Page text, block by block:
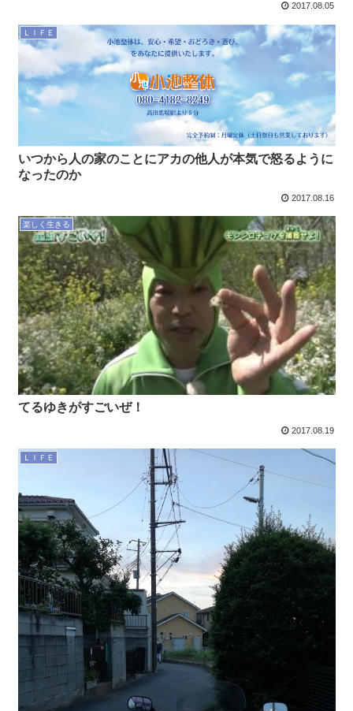
2017.08.05
ＬＩＦＥ
いつから人の家のことにアカの他人が本気で怒るように
なったのか
2017.08.16
楽しく生きる
てるゆきがすごいぜ！
2017.08.19
ＬＩＦＥ